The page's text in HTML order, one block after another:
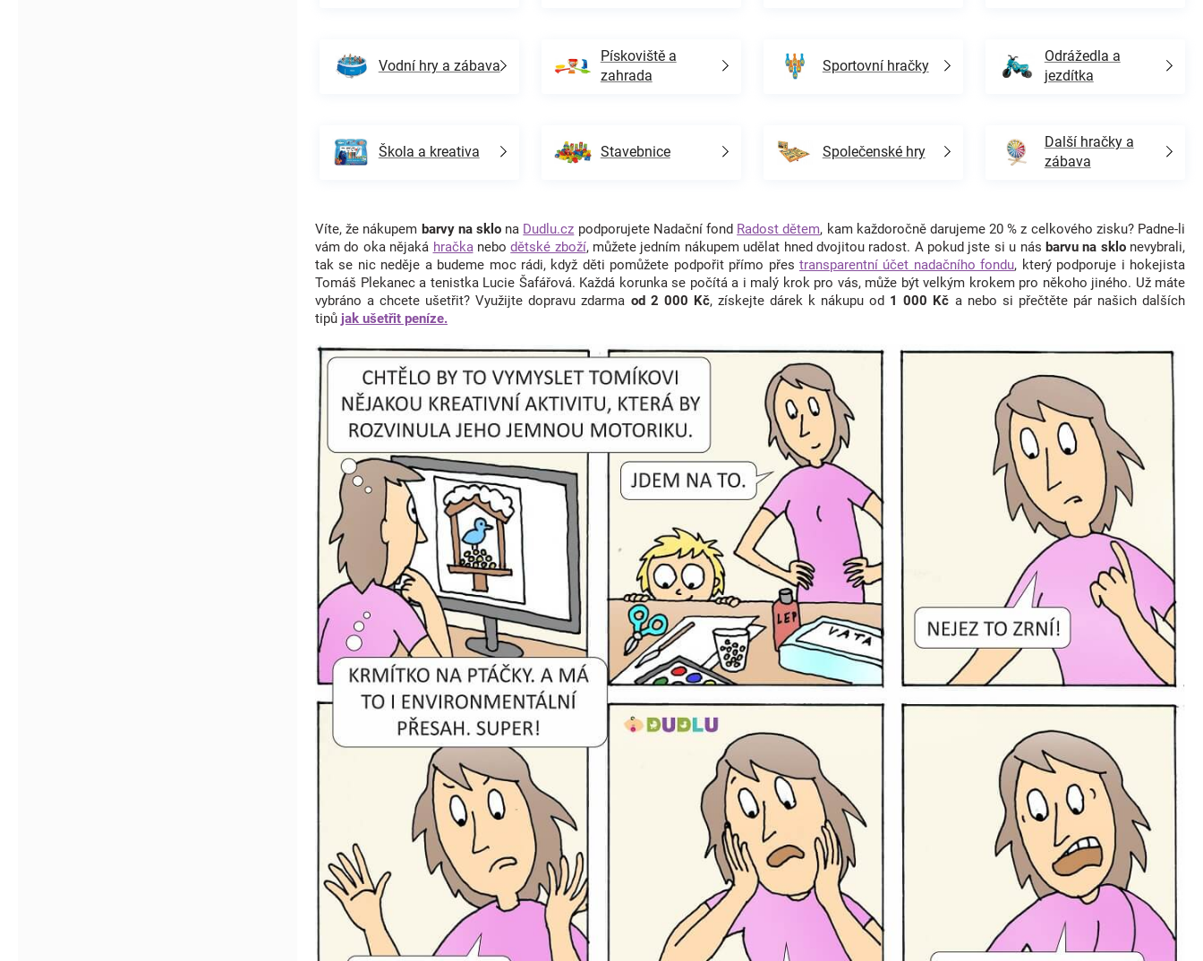
Vodní hry a zábava
Pískoviště a
zahrada
Sportovní hračky
Odrážedla a
jezdítka
Škola a kreativa Stavebnice Společenské hry
Další hračky a
zábava
Víte, že nákupem barvy na sklo na Dudlu.cz podporujete Nadační fond Radost dětem, kam každoročně darujeme 20 % z celkového zisku? Padne-li
vám do oka nějaká hračka nebodětské zboží, můžete jedním nákupem udělat hned dvojitou radost. A pokud jste si u nás barvu na sklo nevybrali,
tak se nic neděje a budeme moc rádi, když děti pomůžete podpořit přímo přes transparentní účet nadačního fondu, který podporuje i hokejista
Tomáš Plekanec a tenistka Lucie Šafářová. Každá korunka se počítá a i malý krok pro vás, může být velkým krokem pro někoho jiného. Už máte
vybráno a chcete ušetřit? Využijte dopravu zdarma od 2 000 Kč, získejte dárek k nákupu od 1 000 Kč a nebo si přečtěte pár našich dalších
tipů jak ušetřit peníze.